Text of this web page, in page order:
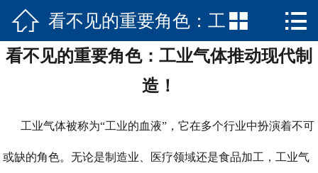
 网站首页
公司简介
厂房厂景
新闻中心
 看不见的重要角色：工
业气体推动现代制造！
 
看不见的重要角色：工业气体推动现代制
造！
工业气体被称为“工业的血液”，它在多个行业中扮演着不可
或缺的角色。无论是制造业、医疗领域还是食品加工，工业气